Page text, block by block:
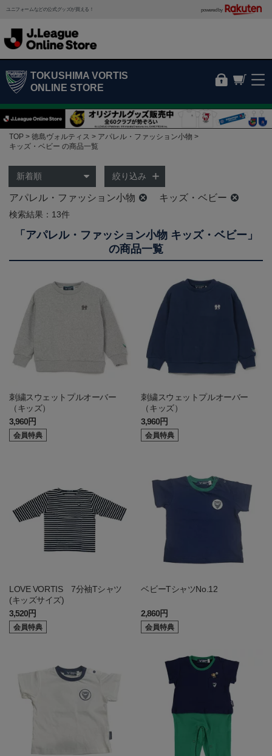
ユニフォームなどの公式グッズが買える！ powered by
TOKUSHIMA VORTIS
ONLINE STORE
TOP 徳島ヴォルティス
アパレル・ファッション小物
キッズ・ベビー の商品一覧
絞り込み
アパレル・ファッション小物 キッズ・ベビー
検索結果：13件
「アパレル・ファッション小物 キッズ・ベビー」
の商品一覧
刺繍スウェットプルオーバー
（キッズ）
3,960円
会員特典
刺繍スウェットプルオーバー
（キッズ）
3,960円
会員特典
LOVE VORTIS 7分袖Tシャツ
(キッズサイズ)
3,520円
会員特典
ベビーTシャツNo.12
2,860円
会員特典